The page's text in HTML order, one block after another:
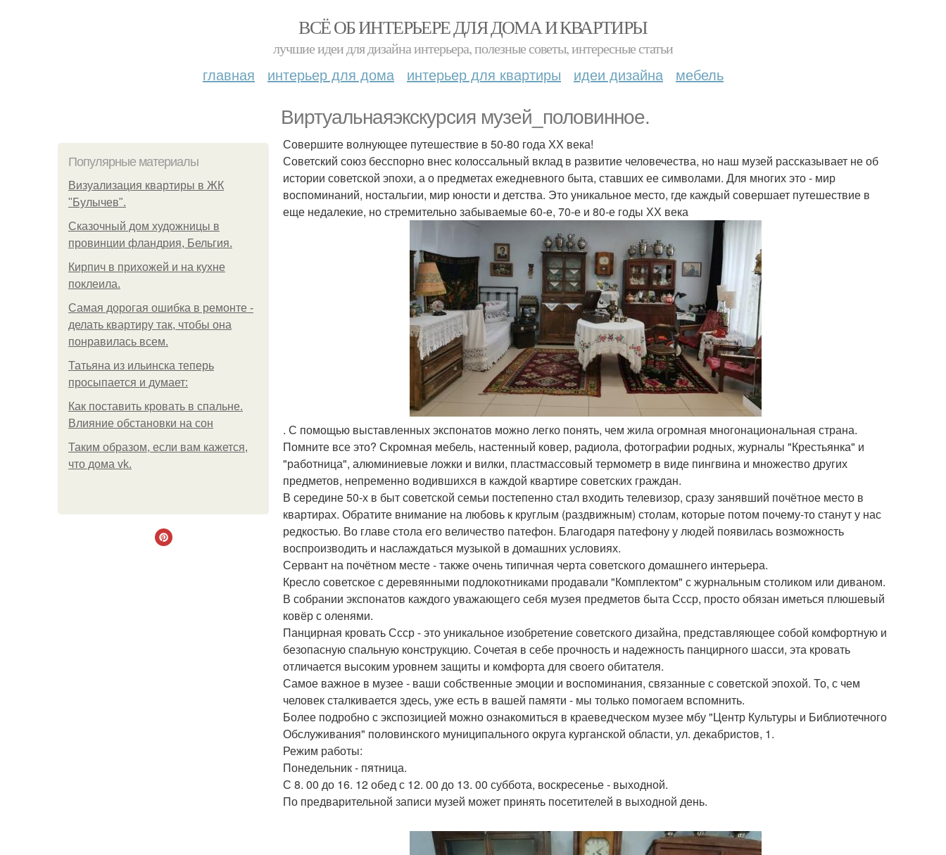
ВСЁ ОБ ИНТЕРЬЕРЕ ДЛЯ ДОМА И КВАРТИРЫ
лучшие идеи для дизайна интерьера, полезные советы, интересные статьи
главная интерьер для дома интерьер для квартиры идеи дизайна мебель
Виртуальнаяэкскурсия музей_половинное.
Популярные материалы
Визуализация квартиры в ЖК
"Булычев".
Сказочный дом художницы в
провинции фландрия, Бельгия.
Кирпич в прихожей и на кухне
поклеила.
Самая дорогая ошибка в ремонте -
делать квартиру так, чтобы она
понравилась всем.
Татьяна из ильинска теперь
просыпается и думает:
Как поставить кровать в спальне.
Влияние обстановки на сон
Таким образом, если вам кажется,
что дома vk.
Совершите волнующее путешествие в 50-80 года ХХ века!
Советский союз бесспорно внес колоссальный вклад в развитие человечества, но наш музей рассказывает не об
истории советской эпохи, а о предметах ежедневного быта, ставших ее символами. Для многих это - мир
воспоминаний, ностальгии, мир юности и детства. Это уникальное место, где каждый совершает путешествие в
еще недалекие, но стремительно забываемые 60-е, 70-е и 80-е годы ХХ века
. С помощью выставленных экспонатов можно легко понять, чем жила огромная многонациональная страна.
Помните все это? Скромная мебель, настенный ковер, радиола, фотографии родных, журналы "Крестьянка" и
"работница", алюминиевые ложки и вилки, пластмассовый термометр в виде пингвина и множество других
предметов, непременно водившихся в каждой квартире советских граждан.
В середине 50-х в быт советской семьи постепенно стал входить телевизор, сразу занявший почётное место в
квартирах. Обратите внимание на любовь к круглым (раздвижным) столам, которые потом почему-то станут у нас
редкостью. Во главе стола его величество патефон. Благодаря патефону у людей появилась возможность
воспроизводить и наслаждаться музыкой в домашних условиях.
Сервант на почётном месте - также очень типичная черта советского домашнего интерьера.
Кресло советское с деревянными подлокотниками продавали "Комплектом" с журнальным столиком или диваном.
В собрании экспонатов каждого уважающего себя музея предметов быта Ссср, просто обязан иметься плюшевый
ковёр с оленями.
Панцирная кровать Ссср - это уникальное изобретение советского дизайна, представляющее собой комфортную и
безопасную спальную конструкцию. Сочетая в себе прочность и надежность панцирного шасси, эта кровать
отличается высоким уровнем защиты и комфорта для своего обитателя.
Самое важное в музее - ваши собственные эмоции и воспоминания, связанные с советской эпохой. То, с чем
человек сталкивается здесь, уже есть в вашей памяти - мы только помогаем вспомнить.
Более подробно с экспозицией можно ознакомиться в краеведческом музее мбу "Центр Культуры и Библиотечного
Обслуживания" половинского муниципального округа курганской области, ул. декабристов, 1.
Режим работы:
Понедельник - пятница.
С 8. 00 до 16. 12 обед с 12. 00 до 13. 00 суббота, воскресенье - выходной.
По предварительной записи музей может принять посетителей в выходной день.